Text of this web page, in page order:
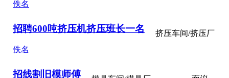
佚名
招聘600吨挤压机挤压班长一名
佚名
挤压车间/挤压厂
招线割旧模师傅